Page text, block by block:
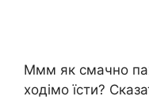
Ммм як смачно
ходімо їсти?